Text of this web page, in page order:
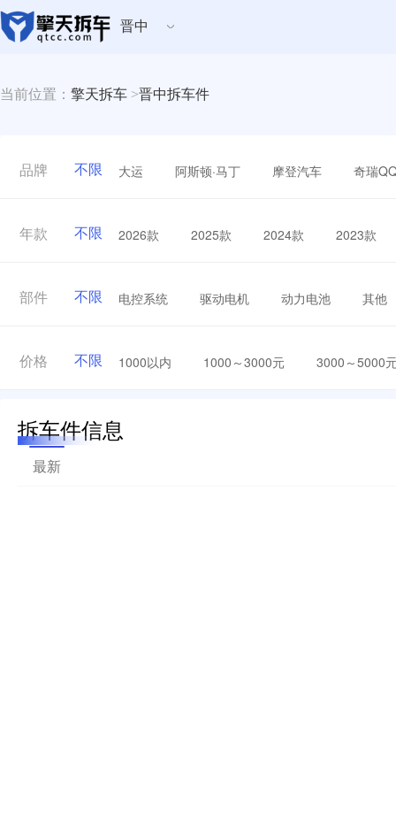
晋中
当前位置： 擎天拆车 >晋中拆车件
品牌 不限 大运 阿斯顿·马丁 摩登汽车 奇瑞
年款 不限 2026款 2025款 2024款 2023款
部件 不限 电控系统 驱动电机 动力电池 其他
价格 不限 1000以内 1000～3000元 3000～5000
拆车件信息
最新